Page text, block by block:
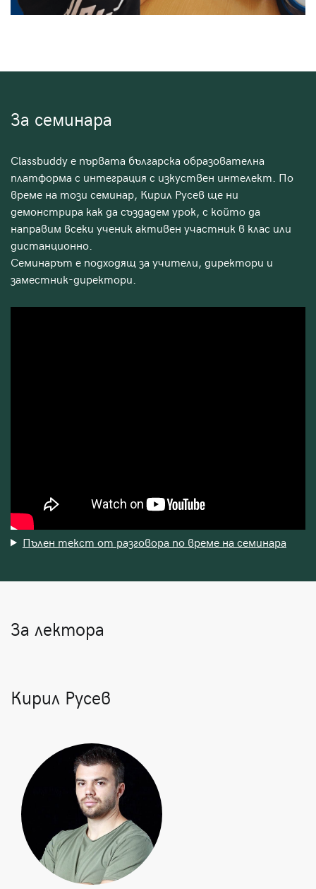
За семинара
Classbuddy е първата българска образователна
платформа с интеграция с изкуствен интелект. По
време на този семинар, Кирил Русев ще ни
демонстрира как да създадем урок, с който да
направим всеки ученик активен участник в клас или
дистанционно.
Семинарът е подходящ за учители, директори и
заместник-директори.
Пълен текст от разговора по време на семинара
За лектора
Кирил Русев